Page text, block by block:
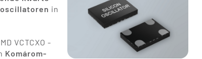
in
VCTCXO -
Komárom-